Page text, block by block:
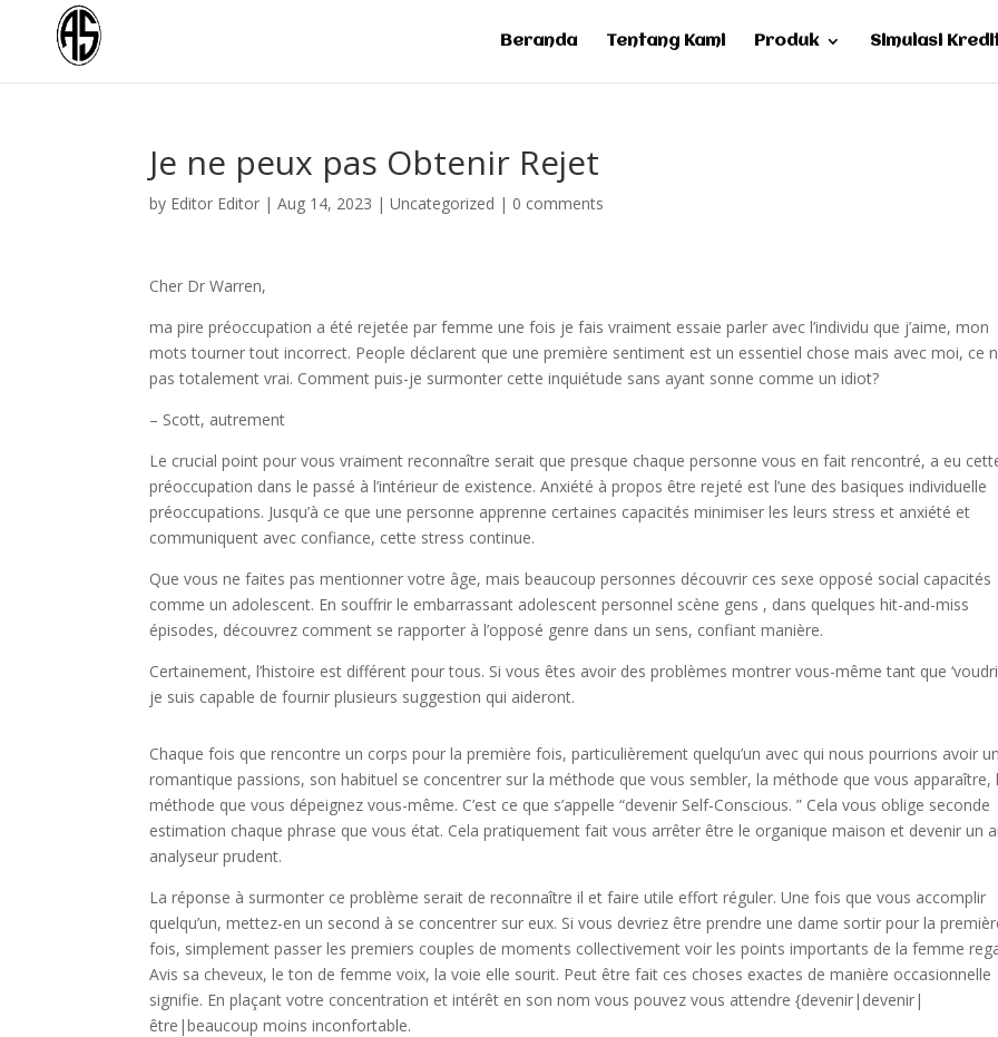
Beranda Tentang Kami Produk Simulasi
Je ne peux pas Obtenir Rejet
by Editor Editor |Aug 14, 2023 |Uncategorized | 0 comments
Cher Dr Warren,
ma pire préoccupation a été rejetée par femme une fois je fais vraiment essaie parler avec l’individu que j’aime, mon
mots tourner tout incorrect. People déclarent que une première sentiment est un essentiel chose mais avec moi, ce
pas totalement vrai. Comment puis-je surmonter cette inquiétude sans ayant sonne comme un idiot?
– Scott, autrement
Le crucial point pour vous vraiment reconnaître serait que presque chaque personne vous en fait rencontré, a eu
préoccupation dans le passé à l’intérieur de existence. Anxiété à propos être rejeté est l’une des basiques individuelle
préoccupations. Jusqu’à ce que une personne apprenne certaines capacités minimiser les leurs stress et anxiété et
communiquent avec confiance, cette stress continue.
Que vous ne faites pas mentionner votre âge, mais beaucoup personnes découvrir ces sexe opposé social capacités
comme un adolescent. En souffrir le embarrassant adolescent personnel scène gens , dans quelques hit-and-miss
épisodes, découvrez comment se rapporter à l’opposé genre dans un sens, confiant manière.
Certainement, l’histoire est différent pour tous. Si vous êtes avoir des problèmes montrer vous-même tant que
je suis capable de fournir plusieurs suggestion qui aideront.
Chaque fois que rencontre un corps pour la première fois, particulièrement quelqu’un avec qui nous pourrions avoir un
romantique passions, son habituel se concentrer sur la méthode que vous sembler, la méthode que vous apparaître,
méthode que vous dépeignez vous-même. C’est ce que s’appelle “devenir Self-Conscious. ” Cela vous oblige seconde
estimation chaque phrase que vous état. Cela pratiquement fait vous arrêter être le organique maison et devenir un
analyseur prudent.
La réponse à surmonter ce problème serait de reconnaître il et faire utile effort réguler. Une fois que vous accomplir
quelqu’un, mettez-en un second à se concentrer sur eux. Si vous devriez être prendre une dame sortir pour la
fois, simplement passer les premiers couples de moments collectivement voir les points importants de la femme
Avis sa cheveux, le ton de femme voix, la voie elle sourit. Peut être fait ces choses exactes de manière occasionnelle
signifie. En plaçant votre concentration et intérêt en son nom vous pouvez vous attendre {devenir|devenir|
être|beaucoup moins inconfortable.